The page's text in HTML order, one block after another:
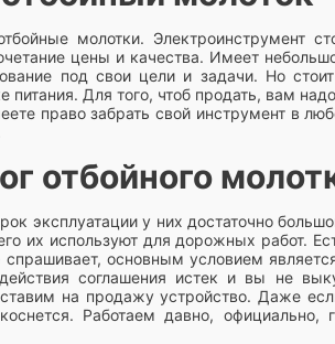
молотки. Электроинструмент
цены и качества. Имеет
под свои цели и задачи. Но стоит
Для того, чтоб продать, вам
право забрать свой инструмент в
отбойного
эксплуатации у них достаточно
их используют для дорожных работ.
основным условием
соглашения истек и вы не
на продажу устройство. Даже
Работаем давно, официально,